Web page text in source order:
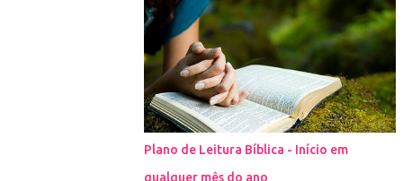
cosméticos e produtos de beleza. No Youtube
por exemplo, os canais com mais seguidores
são das blogueiras que dão dicas de beleza,
ensinam a se maquiar e testam produtos.
Não é errado gostar de se cuidar e buscar
conhecimento de como ficar mais bonita e
atraente. Eu também gosto de maquiagem e
dicas de beleza, no entanto, precisamos
Plano de Leitura Bíblica - Início em
qualquer mês do ano